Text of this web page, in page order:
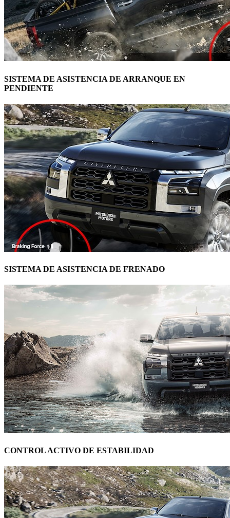
SISTEMA DE ASISTENCIA DE ARRANQUE EN
PENDIENTE
SISTEMA DE ASISTENCIA DE FRENADO
CONTROL ACTIVO DE ESTABILIDAD